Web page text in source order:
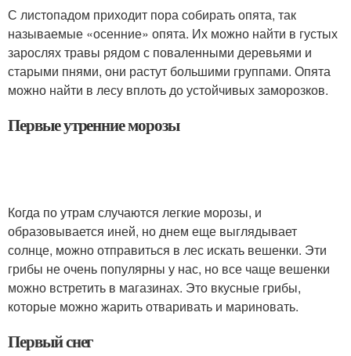
С листопадом приходит пора собирать опята, так
называемые «осенние» опята. Их можно найти в густых
зарослях травы рядом с поваленными деревьями и
старыми пнями, они растут большими группами. Опята
можно найти в лесу вплоть до устойчивых заморозков.
Первые утренние морозы
Когда по утрам случаются легкие морозы, и
образовывается иней, но днем еще выглядывает
солнце, можно отправиться в лес искать вешенки. Эти
грибы не очень популярны у нас, но все чаще вешенки
можно встретить в магазинах. Это вкусные грибы,
которые можно жарить отваривать и мариновать.
Первый снег